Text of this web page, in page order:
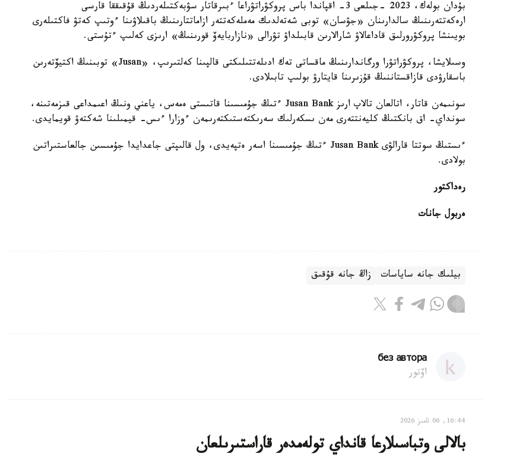
بۇدان بولەك، 2023 -جىلعى 3- اقپاندا باس پروكۋراتۋراعا ءبىرقاتار سۋبەكتىلەردىڭ قۇقىققا قارسى
ارەكەتتەرىنىڭ سالدارىنان «جۋسان» توبى شەتەلدىك مەملەكەتتەر ازاماتتارىنىڭ باقىلاۋىنا ءوتىپ كەتۋ فاكتىلەرى
بويىنشا پروكۋرورلىق قاداعالاۋ شارالارىن قابىلداۋ تۋرالى «نازاربايەۆ قورىنىڭ» ارىزى كەلىپ ءتۇستى.
وسىلايشا، پروكۋراتۋرا ورگاندارىنىڭ ماقساتى تەك ادىلەتتىلىكتى قالپىنا كەلتىرىپ، «Jusan» توبىنىڭ اكتيۆتەرىن
باسقارۋدى قازاقستاننىڭ قۇزىرىنا قايتارۋ بولىپ تابىلادى.
سونىمەن قاتار، اتالعان تالاپ ارىز Jusan Bank ءتىڭ جۇمىسىنا قاتىستى ەمەس، ياعني ونىڭ اعىمداعى قىزمەتىنە،
سونداي- اق بانكتىڭ كليەنتتەرى مەن ىسكەرلىك سەرىكتەستىكتەرىمەن ءوزارا ءىس- قيمىلىنا شەكتەۋ قويمايدى.
ءىستىڭ سوتتا قارالۋى Jusan Bank ءتىڭ جۇمىسىنا اسەر ەتپەيدى، ول قالىپتى جاعدايدا جۇمىسىن جالعاستىراتىن
بولادى.
رەداكتور
ەربول جانات
بيلىك جانە ساياسات زاڭ جانە قۇقىق
без автора
اۆتور
16:44, 06 تامىز 2026
بالالى وتباسىلارعا قانداي تولەمدەر قاراستىرىلعان